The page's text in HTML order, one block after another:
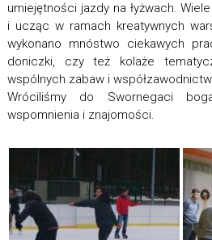
umiejętności jazdy na łyżwach.
i ucząc w ramach kreatywnych
wykonano mnóstwo ciekawych
doniczki, czy też kolaże
wspólnych zabaw i
Wróciliśmy do Swornegaci
wspomnienia i znajomości.